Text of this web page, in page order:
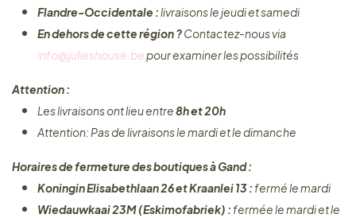
Flandre-Occidentale :livraisons le jeudi et samedi
En dehors de cette région ?Contactez-nous via
info@julieshouse.bepour examiner les possibilités
Attention :
Les livraisons ont lieu entre8h et 20h
Attention: Pas de livraisons le mardi et le dimanche
Horaires de fermeture des boutiques à Gand :
Koningin Elisabethlaan 26 et Kraanlei 13 :fermé le mardi
Wiedauwkaai 23M (Eskimofabriek) :fermée le mardi et le